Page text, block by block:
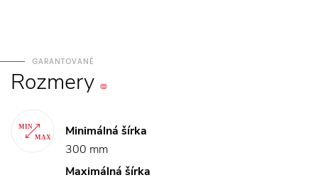
GARANTOVANÉ
Rozmery
Minimálná šírka
300 mm
Maximálná šírka